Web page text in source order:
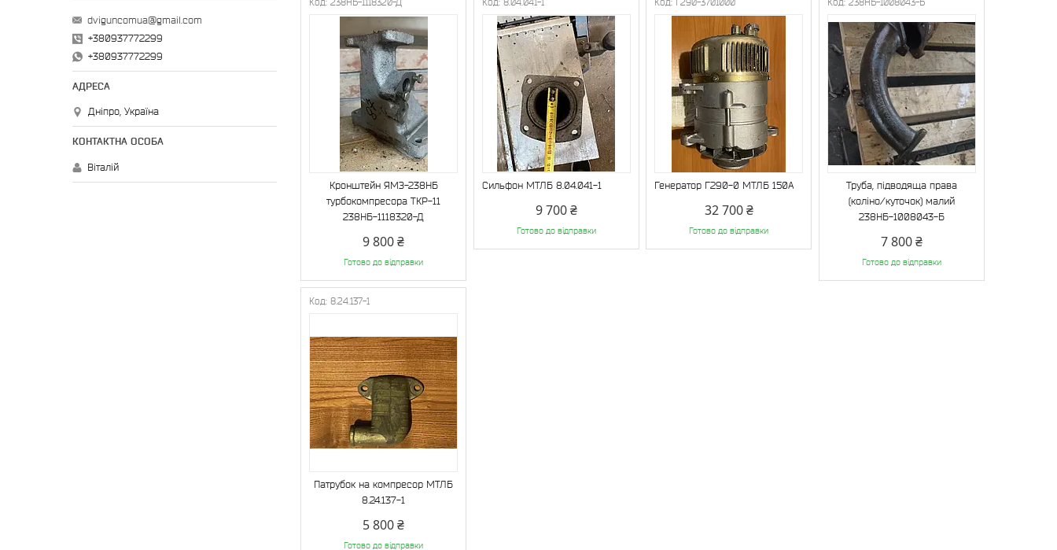
Кронштейн ЯМЗ-238НБ
турбокомпресора ТКР-11
238НБ-1118320-Д
9 800 ₴
Готово до відправки
Сильфон МТЛБ 8.04.041-1
9 700 ₴
Готово до відправки
Генератор Г290-0 МТЛБ 150А
32 700 ₴
Готово до відправки
Труба, підводяща права
(коліно/куточок) малий
238НБ-1008043-Б
7 800 ₴
Готово до відправки
8.24.137-1
Патрубок на компресор МТЛБ
8.24.137-1
5 800 ₴
Готово до відправки
dviguncomua@gmail.com
+380937772299
+380937772299
Дніпро, Україна
Віталій